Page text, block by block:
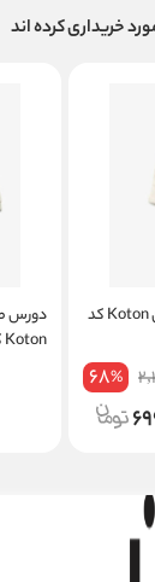
خریداری کرده اند
شلوارک نوزاد پسر کوتون Koton کد
68%
دورس
Koton کد 6WMB10202TK